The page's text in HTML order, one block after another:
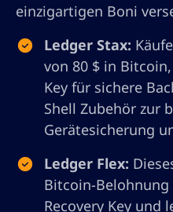
einzigartigen Boni
Ledger Stax:
von 80 $ in
Key für sichere
Shell Zubehör zur
Gerätesicherung
Ledger Flex:
Bitcoin-Belohnung
Recovery Key und